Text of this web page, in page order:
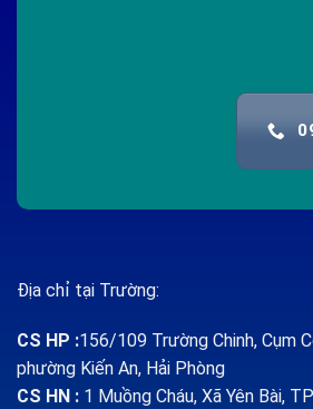
Địa chỉ tại Trường:
CS HP :156/109 Trường Chinh, Cụm
phường Kiến An, Hải Phòng
CS HN : 1 Muồng Cháu, Xã Yên Bài,